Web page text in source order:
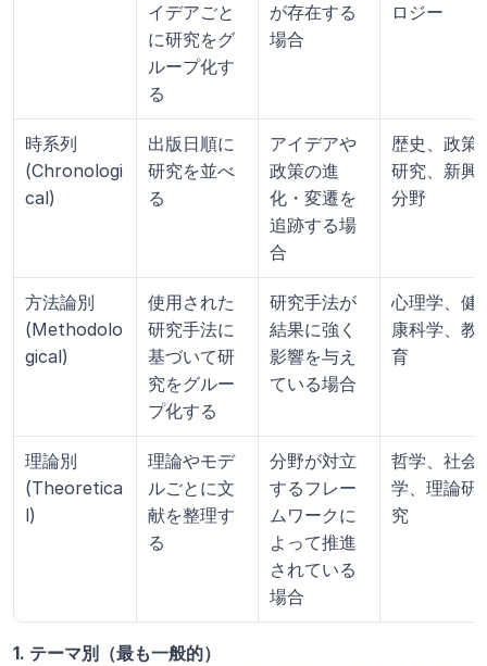
イデアごと
に研究をグ
ループ化す
る
が存在する
場合
ロジー
時系列
(Chronologi
cal)
出版日順に
研究を並べ
る
アイデアや
政策の進
化・変遷を
追跡する場
合
歴史、政策
研究、新興
分野
方法論別
(Methodolo
gical)
使用された
研究手法に
基づいて研
究をグルー
プ化する
研究手法が
結果に強く
影響を与え
ている場合
心理学、健
康科学、教
育
理論別
(Theoretica
l)
理論やモデ
ルごとに文
献を整理す
る
分野が対立
するフレー
ムワークに
よって推進
されている
場合
哲学、社会
学、理論研
究
1. テーマ別（最も一般的）